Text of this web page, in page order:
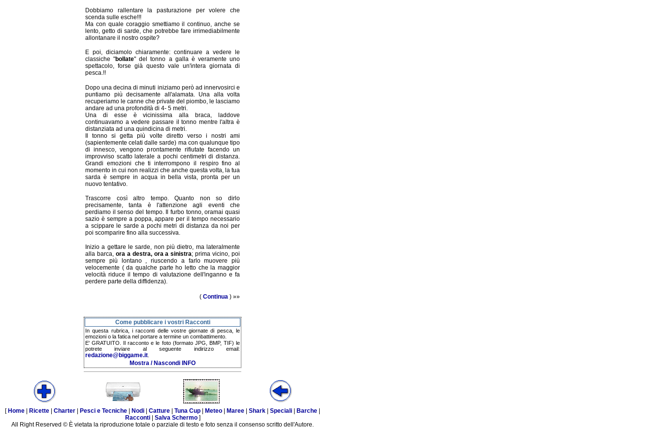
Dobbiamo rallentare la pasturazione per volere che
scenda sulle esche!!!
Ma con quale coraggio smettiamo il continuo, anche se
lento, getto di sarde, che potrebbe fare irrimediabilmente
allontanare il nostro ospite?
E poi, diciamolo chiaramente: continuare a vedere le
classiche "bollate" del tonno a galla è veramente uno
spettacolo, forse già questo vale un'intera giornata di
pesca.!!
Dopo una decina di minuti iniziamo però ad innervosirci e
puntiamo più decisamente all'alamata. Una alla volta
recuperiamo le canne che private del piombo, le lasciamo
andare ad una profondità di 4- 5 metri.
Una di esse è vicinissima alla braca, laddove
continuavamo a vedere passare il tonno mentre l'altra è
distanziata ad una quindicina di metri.
Il tonno si getta più volte diretto verso i nostri ami
(sapientemente celati dalle sarde) ma con qualunque tipo
di innesco, vengono prontamente rifiutate facendo un
improvviso scatto laterale a pochi centimetri di distanza.
Grandi emozioni che ti interrompono il respiro fino al
momento in cui non realizzi che anche questa volta, la tua
sarda è sempre in acqua in bella vista, pronta per un
nuovo tentativo.
Trascorre così altro tempo. Quanto non so dirlo
precisamente, tanta è l'attenzione agli eventi che
perdiamo il senso del tempo. Il furbo tonno, oramai quasi
sazio è sempre a poppa, appare per il tempo necessario
a scippare le sarde a pochi metri di distanza da noi per
poi scomparire fino alla successiva.
Inizio a gettare le sarde, non più dietro, ma lateralmente
alla barca, ora a destra, ora a sinistra; prima vicino, poi
sempre più lontano , riuscendo a farlo muovere più
velocemente ( da qualche parte ho letto che la maggior
velocità riduce il tempo di valutazione dell'inganno e fa
perdere parte della diffidenza).
( Continua ) »»
Come pubblicare i vostri Racconti
In questa rubrica, i racconti delle vostre giornate di pesca, le
emozioni o la fatica nel portare a termine un combattimento.
E' GRATUITO. Il racconto e le foto (formato JPG, BMP, TIF) le
potrete inviare al seguente indirizzo email:
redazione@biggame.it
Mostra / Nascondi INFO
[ Home Ricette Charter Pesci e Tecniche Nodi Catture Tuna Cup Meteo Maree Shark Speciali Barche
Racconti| Salva Schermo]
All Right Reserved © È vietata la riproduzione totale o parziale di testo e foto senza il consenso scritto dell'Autore.